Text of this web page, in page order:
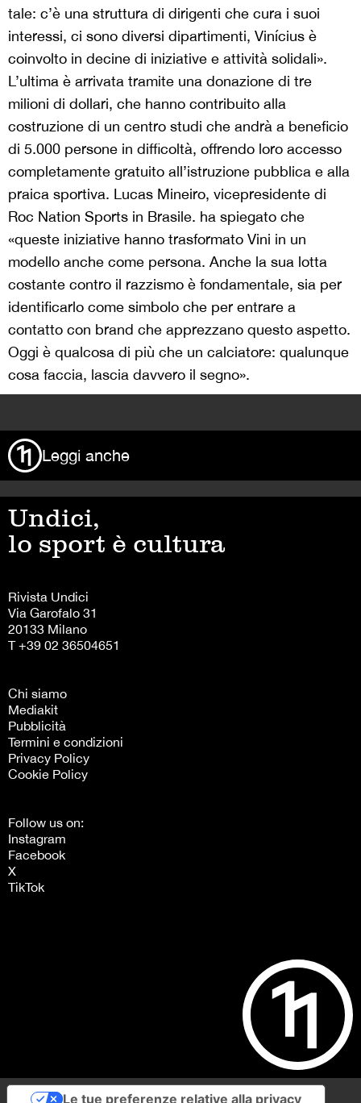
tale: c’è una struttura di dirigenti che cura i suoi
interessi, ci sono diversi dipartimenti, Vinícius è
coinvolto in decine di iniziative e attività solidali».
L’ultima è arrivata tramite una donazione di tre
milioni di dollari, che hanno contribuito alla
costruzione di un centro studi che andrà a beneficio
di 5.000 persone in difficoltà, offrendo loro accesso
completamente gratuito all’istruzione pubblica e alla
praica sportiva. Lucas Mineiro, vicepresidente di
Roc Nation Sports in Brasile. ha spiegato che
«queste iniziative hanno trasformato Vini in un
modello anche come persona. Anche la sua lotta
costante contro il razzismo è fondamentale, sia per
identificarlo come simbolo che per entrare a
contatto con brand che apprezzano questo aspetto.
Oggi è qualcosa di più che un calciatore: qualunque
cosa faccia, lascia davvero il segno».
Leggi anche
Undici,
lo sport è cultura
Rivista Undici
Via Garofalo 31
20133 Milano
T +39 02 36504651
Chi siamo
Mediakit
Pubblicità
Termini e condizioni
Privacy Policy
Cookie Policy
Follow us on:
Instagram
Facebook
X
TikTok
Le tue preferenze relative alla privacy